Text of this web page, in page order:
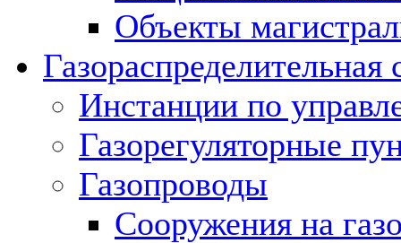
Объекты
Газораспределительная
Инстанции по
Газорегуляторные
Газопроводы
Сооружения на